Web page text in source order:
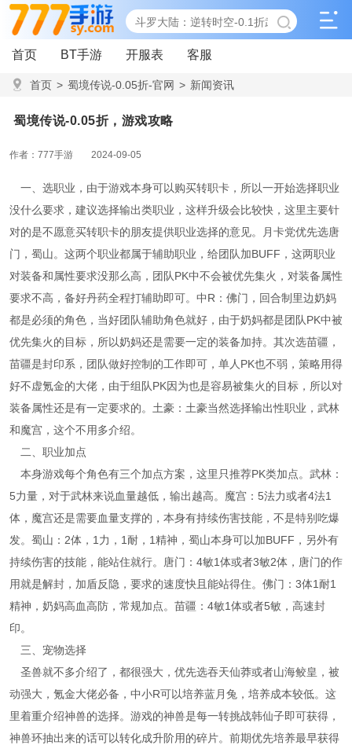
首页 BT手游 开服表 客服
首页 > 蜀境传说-0.05折-官网 > 新闻资讯
蜀境传说-0.05折，游戏攻略
作者：777手游 2024-09-05
一、选职业，由于游戏本身可以购买转职卡，所以一开始选择职业
没什么要求，建议选择输出类职业，这样升级会比较快，这里主要针
对的是不愿意买转职卡的朋友提供职业选择的意见。月卡党优先选唐
门，蜀山。这两个职业都属于辅助职业，给团队加BUFF，这两职业
对装备和属性要求没那么高，团队PK中不会被优先集火，对装备属性
要求不高，备好丹药全程打辅助即可。中R：佛门，回合制里边奶妈
都是必须的角色，当好团队辅助角色就好，由于奶妈都是团队PK中被
优先集火的目标，所以奶妈还是需要一定的装备加持。其次选苗疆，
苗疆是封印系，团队做好控制的工作即可，单人PK也不弱，策略用得
好不虚氪金的大佬，由于组队PK因为也是容易被集火的目标，所以对
装备属性还是有一定要求的。土豪：土豪当然选择输出性职业，武林
和魔宫，这个不用多介绍。
二、职业加点
本身游戏每个角色有三个加点方案，这里只推荐PK类加点。武林：
5力量，对于武林来说血量越低，输出越高。魔宫：5法力或者4法1
体，魔宫还是需要血量支撑的，本身有持续伤害技能，不是特别吃爆
发。蜀山：2体，1力，1耐，1精神，蜀山本身可以加BUFF，另外有
持续伤害的技能，能站住就行。唐门：4敏1体或者3敏2体，唐门的作
用就是解封，加盾反隐，要求的速度快且能站得住。佛门：3体1耐1
精神，奶妈高血高防，常规加点。苗疆：4敏1体或者5敏，高速封
印。
三、宠物选择
圣兽就不多介绍了，都很强大，优先选吞天仙莽或者山海鲛皇，被
动强大，氪金大佬必备，中小R可以培养蓝月兔，培养成本较低。这
里着重介绍神兽的选择。游戏的神兽是每一转挑战韩仙子即可获得，
神兽环抽出来的话可以转化成升阶用的碎片。前期优先培养最早获得